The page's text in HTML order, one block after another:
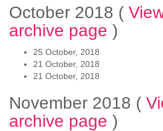
October 2018 (
archive page )
25 October, 2018
21 October, 2018
21 October, 2018
November 2018 (
archive page )